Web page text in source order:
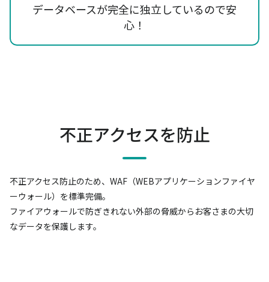
データベースが完全に独立しているので安
心！
不正アクセスを防止
不正アクセス防止のため、WAF（WEBアプリケーションファイヤ
ーウォール）を標準完備。
ファイアウォールで防ぎきれない外部の脅威からお客さまの大切
なデータを保護します。